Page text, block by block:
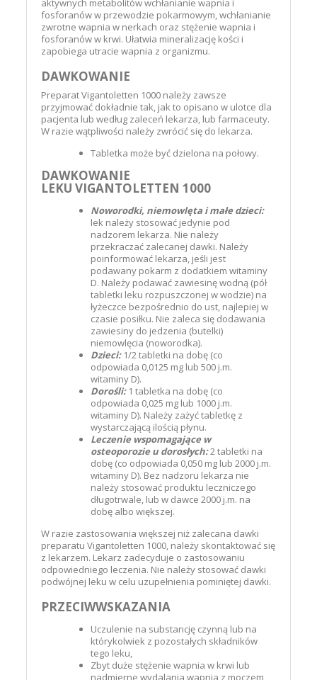
aktywnych metabolitów wchłanianie wapnia i
fosforanów w przewodzie pokarmowym, wchłanianie
zwrotne wapnia w nerkach oraz stężenie wapnia i
fosforanów w krwi. Ułatwia mineralizację kości i
zapobiega utracie wapnia z organizmu.
DAWKOWANIE
Preparat Vigantoletten 1000 należy zawsze
przyjmować dokładnie tak, jak to opisano w ulotce dla
pacjenta lub według zaleceń lekarza, lub farmaceuty.
W razie wątpliwości należy zwrócić się do lekarza.
Tabletka może być dzielona na połowy.
DAWKOWANIE
LEKU VIGANTOLETTEN 1000
Noworodki, niemowlęta i małe dzieci:
lek należy stosować jedynie pod
nadzorem lekarza. Nie należy
przekraczać zalecanej dawki. Należy
poinformować lekarza, jeśli jest
podawany pokarm z dodatkiem witaminy
D. Należy podawać zawiesinę wodną (pół
tabletki leku rozpuszczonej w wodzie) na
łyżeczce bezpośrednio do ust, najlepiej w
czasie posiłku. Nie zaleca się dodawania
zawiesiny do jedzenia (butelki)
niemowlęcia (noworodka).
Dzieci:1/2 tabletki na dobę (co
odpowiada 0,0125 mg lub 500 j.m.
witaminy D).
Dorośli: 1 tabletka na dobę (co
odpowiada 0,025 mg lub 1000 j.m.
witaminy D). Należy zażyć tabletkę z
wystarczającą ilością płynu.
Leczenie wspomagające w
osteoporozie u dorosłych:2 tabletki na
dobę (co odpowiada 0,050 mg lub 2000 j.m.
witaminy D). Bez nadzoru lekarza nie
należy stosować produktu leczniczego
długotrwale, lub w dawce 2000 j.m. na
dobę albo większej.
W razie zastosowania większej niż zalecana dawki
preparatu Vigantoletten 1000, należy skontaktować się
z lekarzem. Lekarz zadecyduje o zastosowaniu
odpowiedniego leczenia. Nie należy stosować dawki
podwójnej leku w celu uzupełnienia pominiętej dawki.
PRZECIWWSKAZANIA
Uczulenie na substancję czynną lub na
którykolwiek z pozostałych składników
tego leku,
Zbyt duże stężenie wapnia w krwi lub
nadmierne wydalania wapnia z moczem,